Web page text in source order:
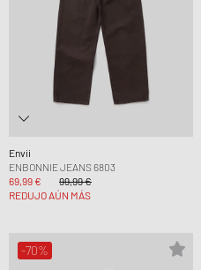
Envii
ENBONNIE JEANS 6803
69,99 €
99,99 €
REDUJO AÚN MÁS
-70%